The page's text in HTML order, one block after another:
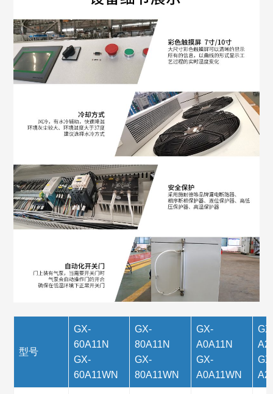
型号
GX-
60A11N
GX-
60A11WN
GX-
80A11N
GX-
80A11WN
GX-
A0A11N
GX-
A0A11WN